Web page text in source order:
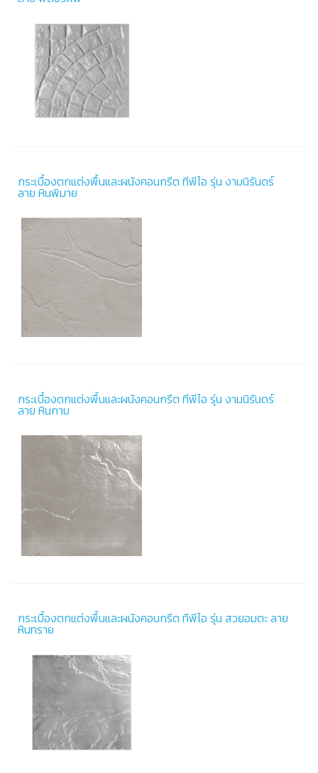
กระเบื้องตกแต่งพื้นและผนังคอนกรีต ทีพีไอ รุ่น งามนิรันดร์
ลาย หินพิมาย
กระเบื้องตกแต่งพื้นและผนังคอนกรีต ทีพีไอ รุ่น งามนิรันดร์
ลาย หินกาบ
กระเบื้องตกแต่งพื้นและผนังคอนกรีต ทีพีไอ รุ่น สวยอมตะ ลาย
หินทราย